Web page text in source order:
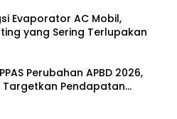
Evaporator AC Mobil,
yang Sering Terlupakan
Perubahan APBD 2026,
Pendapatan